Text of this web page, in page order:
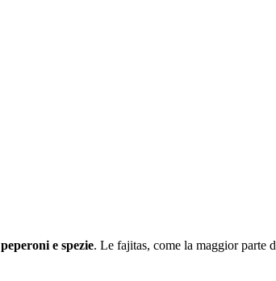
peperoni e spezie. Le fajitas, come la maggior parte